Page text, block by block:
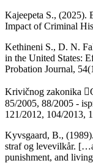
Kajeepeta S., (2025).
Impact of Criminal
Kethineni S., D. N.
in the United States:
Probation Journal,
Krivičnog zakonika
85/2005, 88/2005 -
121/2012, 104/2013,
Kyvsgaard, B.,
straf og levevilkår.
punishment, and